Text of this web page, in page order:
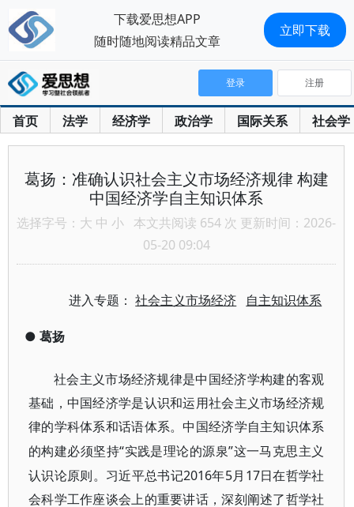
首页 法学 经济学 政治学 国际关系 社会学
登录 注册
葛扬：准确认识社会主义市场经济规律 构建
中国经济学自主知识体系
选择字号： 大 中 小 本文共阅读 654 次 更新时间：2026-
05-20 09:04
进入专题：社会主义市场经济 自主知识体系
● 葛扬
社会主义市场经济规律是中国经济学构建的客观
基础，中国经济学是认识和运用社会主义市场经济规
律的学科体系和话语体系。中国经济学自主知识体系
的构建必须坚持“实践是理论的源泉”这一马克思主义
认识论原则。习近平总书记2016年5月17日在哲学社
会科学工作座谈会上的重要讲话，深刻阐述了哲学社
下载爱思想APP
随时随地阅读精品文章
立即下载